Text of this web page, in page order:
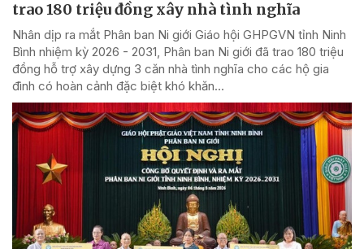
trao 180 triệu đồng xây nhà tình nghĩa
Nhân dịp ra mắt Phân ban Ni giới Giáo hội GHPGVN tỉnh Ninh
Bình nhiệm kỳ 2026 - 2031, Phân ban Ni giới đã trao 180 triệu
đồng hỗ trợ xây dựng 3 căn nhà tình nghĩa cho các hộ gia
đình có hoàn cảnh đặc biệt khó khăn...